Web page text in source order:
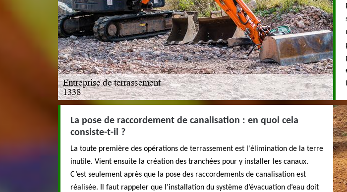
La pose de raccordement de canalisation : en quoi cela
consiste-t-il ?
La toute première des opérations de terrassement est l'élimination de la terre
inutile. Vient ensuite la création des tranchées pour y installer les canaux.
C’est seulement après que la pose des raccordements de canalisation est
réalisée. Il faut rappeler que l’installation du système d’évacuation d’eau doit